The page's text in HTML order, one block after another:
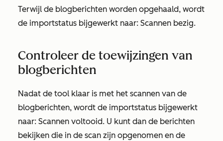
Terwijl de blogberichten worden opgehaald, wordt
de importstatus bijgewerkt naar: Scannen bezig.
Controleer de toewijzingen van
blogberichten
Nadat de tool klaar is met het scannen van de
blogberichten, wordt de importstatus bijgewerkt
naar: Scannen voltooid. U kunt dan de berichten
bekijken die in de scan zijn opgenomen en de